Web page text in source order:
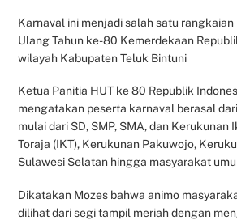
Karnaval ini menjadi salah satu
Ulang Tahun ke-80 Kemerdekaan
wilayah Kabupaten Teluk Bintuni
Ketua Panitia HUT ke 80 Republik
mengatakan peserta karnaval berasal
mulai dari SD, SMP, SMA, dan Kerukunan
Toraja (IKT), Kerukunan Pakuwojo,
Sulawesi Selatan hingga masyarakat
Dikatakan Mozes bahwa animo
dilihat dari segi tampil meriah dengan